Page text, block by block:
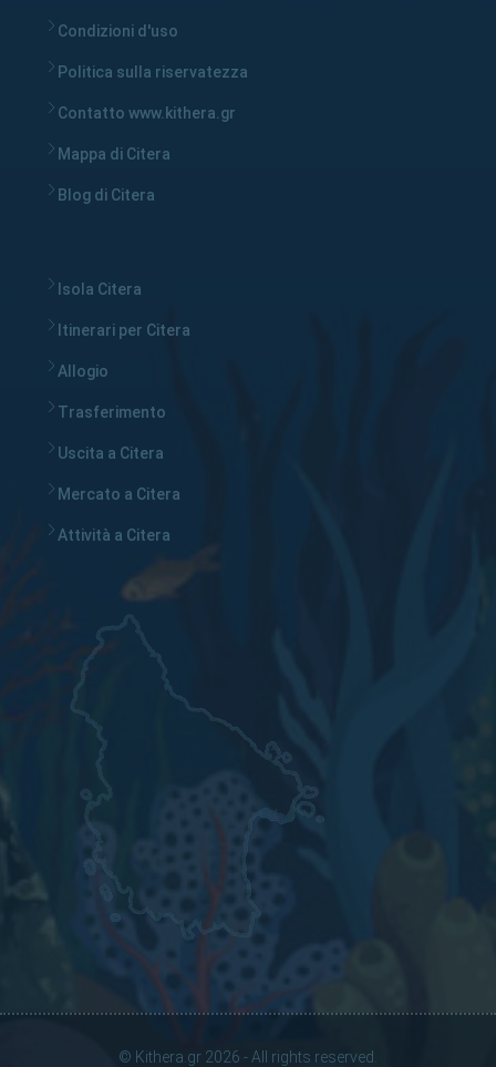
Condizioni d'uso
Politica sulla riservatezza
Contatto www.kithera.gr
Mappa di Citera
Blog di Citera
Isola Citera
Itinerari per Citera
Allogio
Trasferimento
Uscita a Citera
Mercato a Citera
Attività a Citera
© Kithera.gr 2026 - All rights reserved.